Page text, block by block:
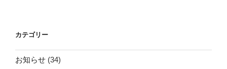
カテゴリー
お知らせ (34)